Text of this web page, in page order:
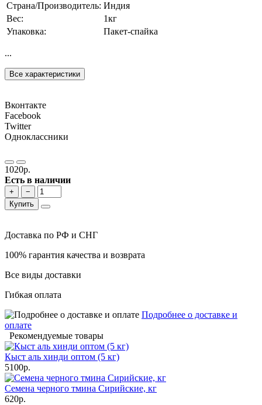
Страна/Производитель: Индия
Вес:
1кг
Упаковка:
Пакет-спайка
...
Все характеристики
Вконтакте
Facebook
Twitter
Одноклассники
1020р.
Есть в наличии
+
−
Купить
Доставка по РФ и СНГ
100% гарантия качества и возврата
Все виды доставки
Гибкая оплата
Подробнее о доставке и
оплате
Рекомендуемые товары
Кыст аль хинди оптом (5 кг)
5100р.
Семена черного тмина Сирийские, кг
620р.